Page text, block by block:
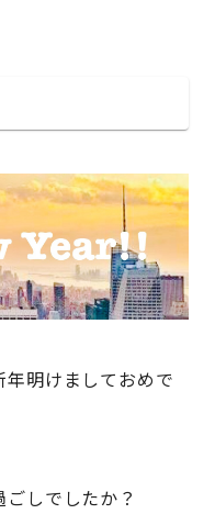
明けましておめで
しでしたか？